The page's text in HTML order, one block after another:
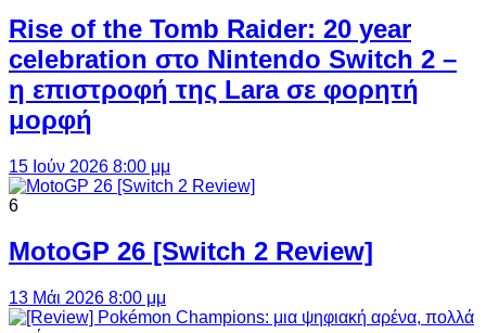
Rise of the Tomb Raider: 20 year
celebration στο Nintendo Switch 2 –
η επιστροφή της Lara σε φορητή
μορφή
15 Ιούν 2026 8:00 μμ
6
MotoGP 26 [Switch 2 Review]
13 Μάι 2026 8:00 μμ